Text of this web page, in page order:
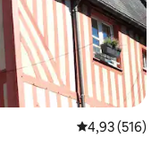
Середня
4,93 (516)